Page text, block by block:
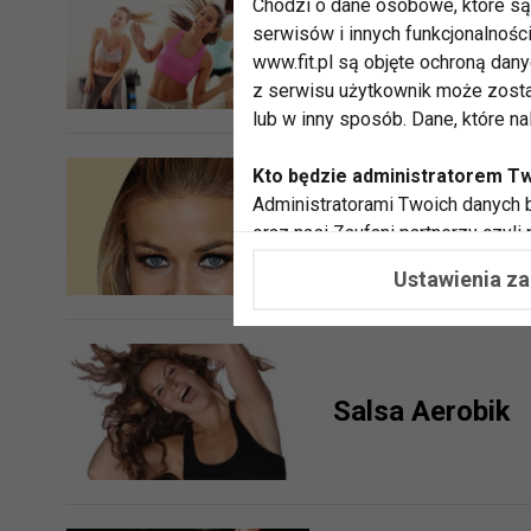
ZUMBA
Striptiz
Salsa Aerobik
Chodzi o dane osobowe, które
serwisów i innych
www.fit.pl są objęte ochroną
z serwisu użytkownik może
lub w inny sposób. Dane, które
Kto będzie administratorem
Administratorami Twoich danych
oraz nasi Zaufani partnerzy
potrzeb i zainteresowań.
Przetwarzamy te dane w celach,
dopasować treści stron i ich
przeprowadzania konkursów z
zapewnić Ci większe
Ustawienia